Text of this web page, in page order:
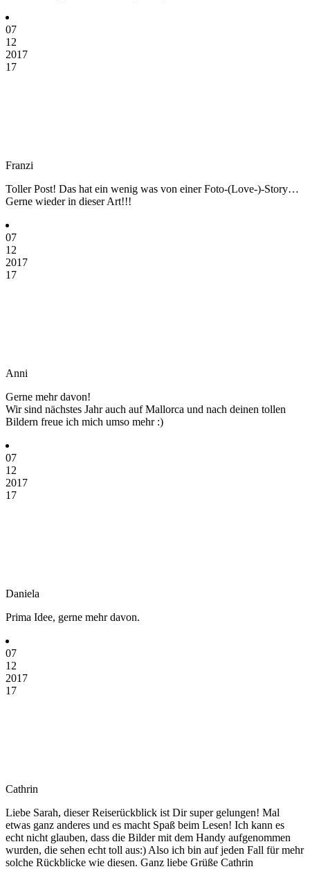
07
12
2017
17
Franzi
Toller Post! Das hat ein wenig was von einer Foto-(Love-)-Story…
Gerne wieder in dieser Art!!!
07
12
2017
17
Anni
Gerne mehr davon!
Wir sind nächstes Jahr auch auf Mallorca und nach deinen tollen
Bildern freue ich mich umso mehr :)
07
12
2017
17
Daniela
Prima Idee, gerne mehr davon.
07
12
2017
17
Cathrin
Liebe Sarah, dieser Reiserückblick ist Dir super gelungen! Mal
etwas ganz anderes und es macht Spaß beim Lesen! Ich kann es
echt nicht glauben, dass die Bilder mit dem Handy aufgenommen
wurden, die sehen echt toll aus:) Also ich bin auf jeden Fall für mehr
solche Rückblicke wie diesen. Ganz liebe Grüße Cathrin